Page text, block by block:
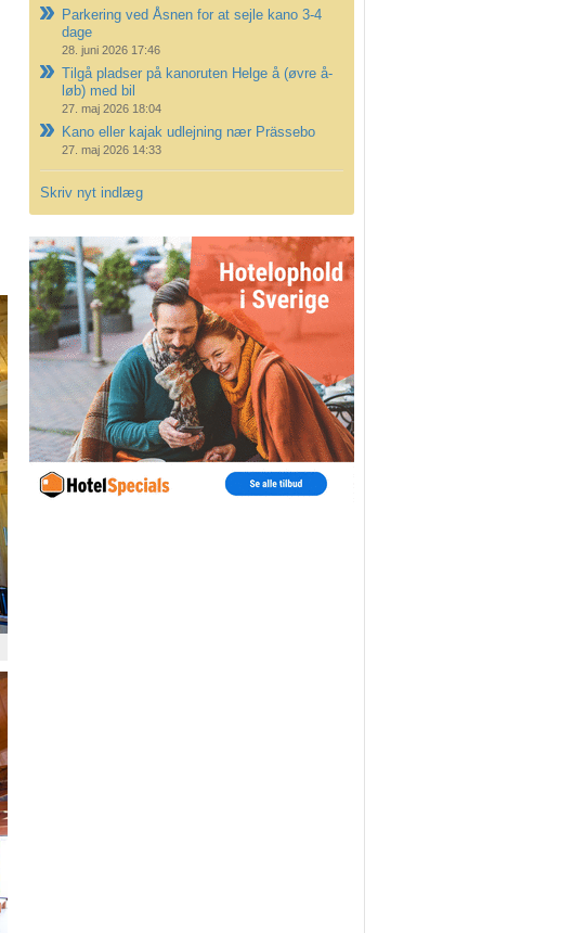
Parkering ved Åsnen for at sejle kano 3-4
dage
28. juni 2026 17:46
Tilgå pladser på kanoruten Helge å (øvre å-
løb) med bil
27. maj 2026 18:04
Kano eller kajak udlejning nær Prässebo
27. maj 2026 14:33
Skriv nyt indlæg